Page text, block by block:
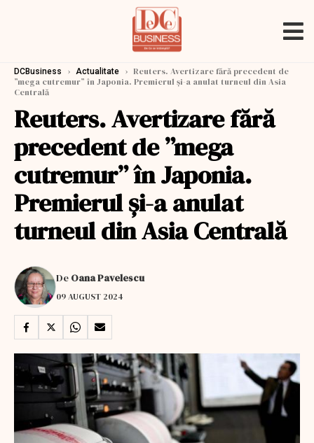
DCBusiness › Actualitate › Reuters. Avertizare fără precedent de
”mega cutremur” în Japonia. Premierul și-a anulat turneul din Asia
Centrală
Reuters. Avertizare fără
precedent de ”mega
cutremur” în Japonia.
Premierul și-a anulat
turneul din Asia Centrală
De Oana Pavelescu
09 AUGUST 2024